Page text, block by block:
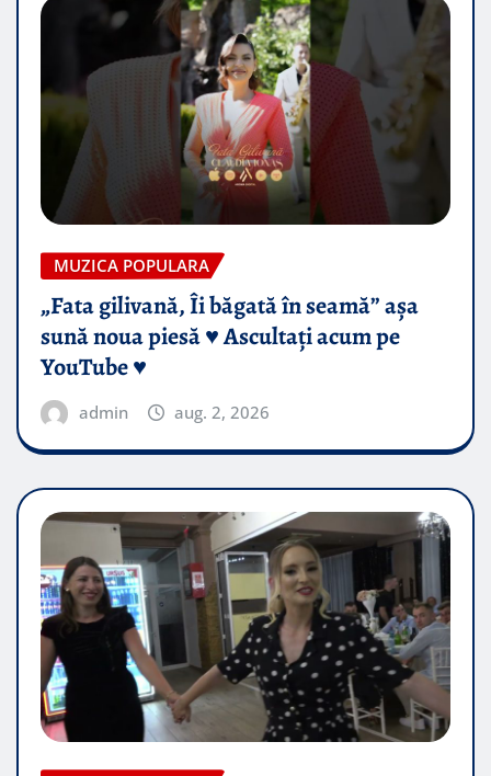
MUZICA POPULARA
„Fata gilivană, Îi băgată în seamă” așa
sună noua piesă ♥️ Ascultați acum pe
YouTube ♥️
admin aug. 2, 2026